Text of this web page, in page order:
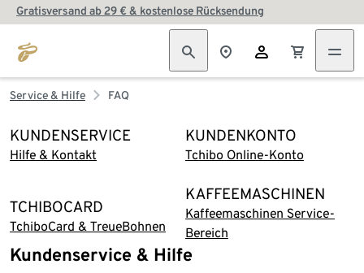
Gratisversand ab 29 € & kostenlose Rücksendung
Service & Hilfe FAQ
KUNDENSERVICE
Hilfe & Kontakt
KUNDENKONTO
Tchibo Online-Konto
TCHIBOCARD
TchiboCard & TreueBohnen
KAFFEEMASCHINEN
Kaffeemaschinen Service-
Bereich
Kundenservice & Hilfe